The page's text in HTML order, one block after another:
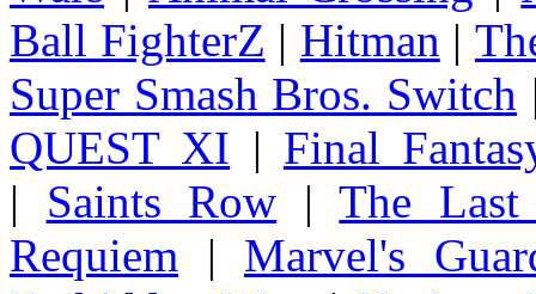
Ball FighterZ | Hitman |
Super Smash Bros. Switch
QUEST XI | Final
| Saints Row |The
Requiem | Marvel's